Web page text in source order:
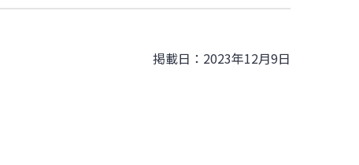
掲載日：2023年12月9日